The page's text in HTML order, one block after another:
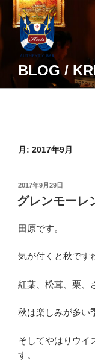
コ
BLOG /
月: 2017年9月
投
稿
日:
2017年9月29日
グレンモーレ
田原です。
気が付くと秋です
紅葉、松茸、栗、
秋は楽しみが多い
そしてやはりウイ
す。